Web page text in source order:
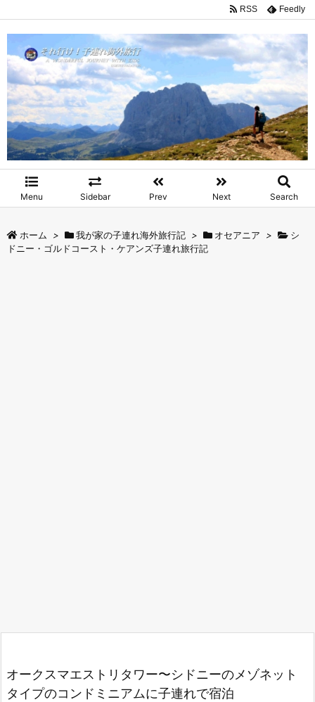
Menu Sidebar Prev Next Search
RSS Feedly
ホーム > 我が家の子連れ海外旅行記 > オセアニア >
シ
ドニー・ゴルドコースト・ケアンズ子連れ旅行記
オークスマエストリタワー〜シドニーのメゾネット
タイプのコンドミニアムに子連れで宿泊